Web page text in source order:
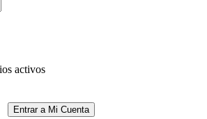
activos
Entrar a Mi Cuenta